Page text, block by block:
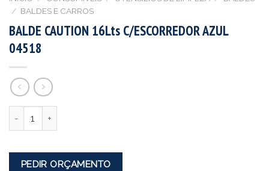
/ BALDES E CARROS
BALDE CAUTION 16Lts C/ESCORREDOR AZUL
04518
PEDIR ORÇAMENTO